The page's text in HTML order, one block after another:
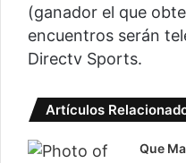
(ganador el que
encuentros serán
Directv Sports.
Artículos
Que